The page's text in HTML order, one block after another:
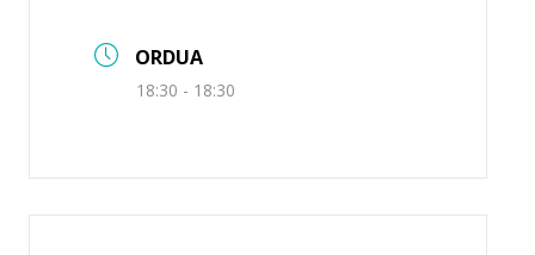
ORDUA
18:30 - 18:30